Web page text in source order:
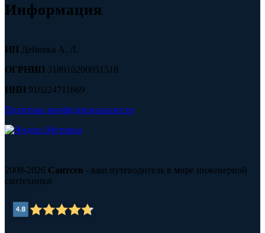
Информация
ИП Дейнека А. Л.
ОГРНИП 318910200051518
ИНН 910224711869
Политика конфиденциальности
2008-2026 Сантсев - ваш путеводитель в мире инженерной
сантехники